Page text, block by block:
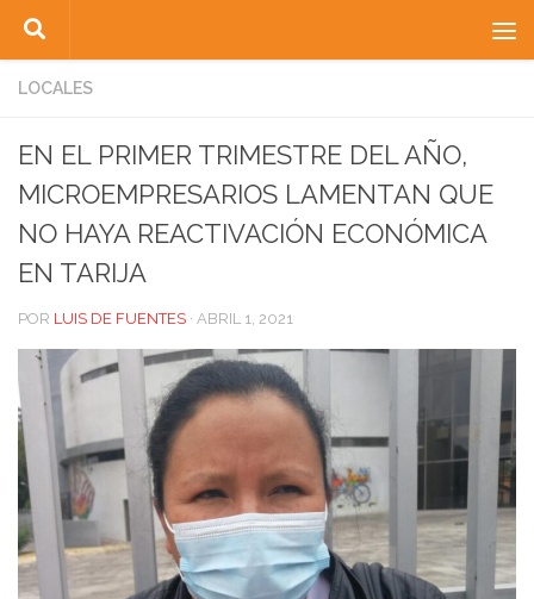
Saltar al contenido
LOCALES
EN EL PRIMER TRIMESTRE DEL AÑO,
MICROEMPRESARIOS LAMENTAN QUE
NO HAYA REACTIVACIÓN ECONÓMICA
EN TARIJA
POR LUIS DE FUENTES · ABRIL 1, 2021